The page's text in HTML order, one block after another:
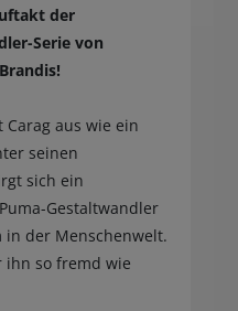
der
Serie von
aus wie ein
seinen
sich ein
Gestaltwandler
der Menschenwelt.
ihn so fremd wie